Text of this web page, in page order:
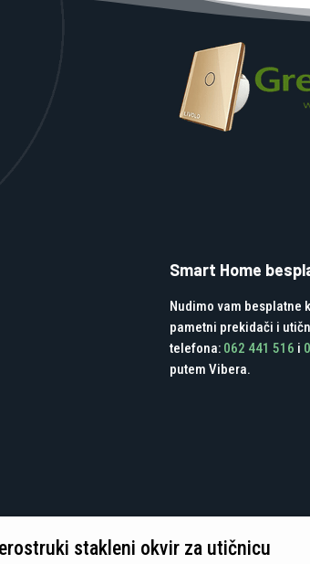
Smart Home
Nudimo vam besplatne
pametni prekidači i
telefona: 062 441 516 i
putem Vibera.
Green Media Tuzla d.o.o. -
stakleni okvir za utičnicu